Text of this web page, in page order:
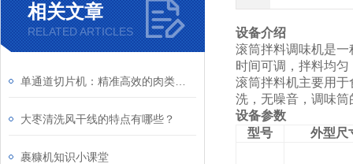
相关文章
RELATED ARTICLES
大枣清洗风干线的特点有哪些？
裹糠机知识小课堂
设备介绍
滚筒拌料调味机是
时间可调，拌料均
滚筒拌料机主要用
洗，无噪音，调味
设备参数
型号
外型尺